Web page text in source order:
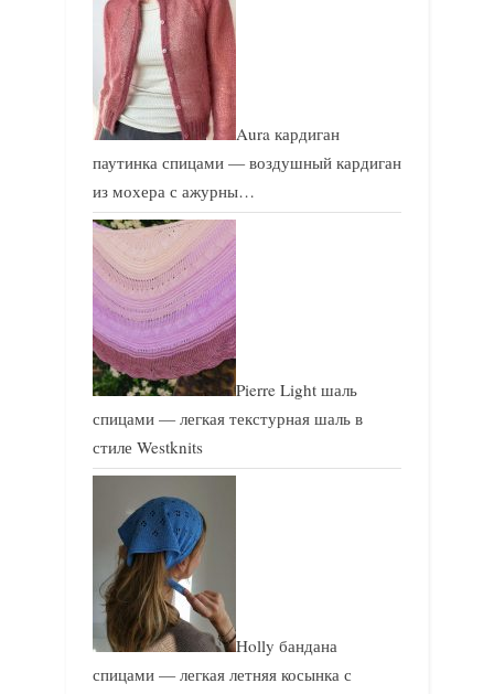
Aura кардиган
паутинка спицами — воздушный кардиган
из мохера с ажурны…
Pierre Light шаль
спицами — легкая текстурная шаль в
стиле Westknits
Holly бандана
спицами — легкая летняя косынка с